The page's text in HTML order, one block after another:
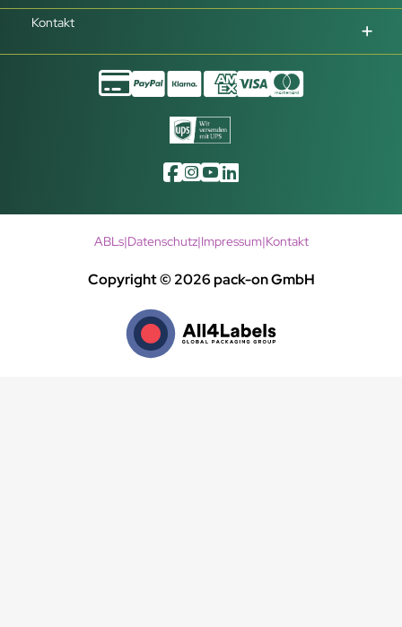
Kontakt
Copyright © 2026 pack-on GmbH
ABLs|Datenschutz|Impressum|Kontakt